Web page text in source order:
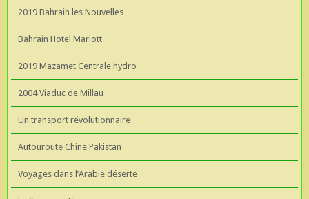
2019 Bahrain les Nouvelles
Bahrain Hotel Mariott
2019 Mazamet Centrale hydro
2004 Viaduc de Millau
Un transport révolutionnaire
Autouroute Chine Pakistan
Voyages dans l’Arabie déserte